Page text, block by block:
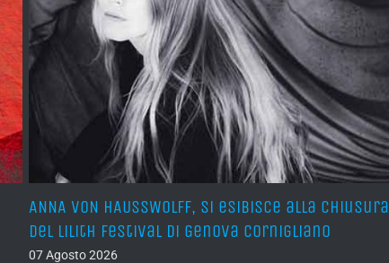
ANNA VON HAUSSWOLFF, si esibisce alla chiusura
del Lilith Festival di Genova Cornigliano
07 Agosto 2026